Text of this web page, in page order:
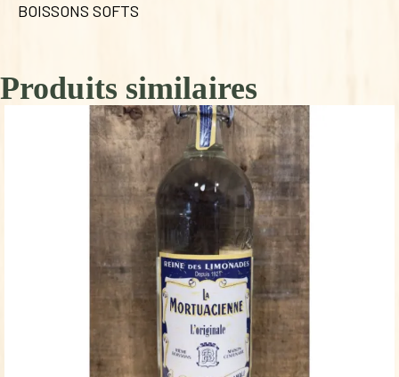
BOISSONS SOFTS
Produits similaires